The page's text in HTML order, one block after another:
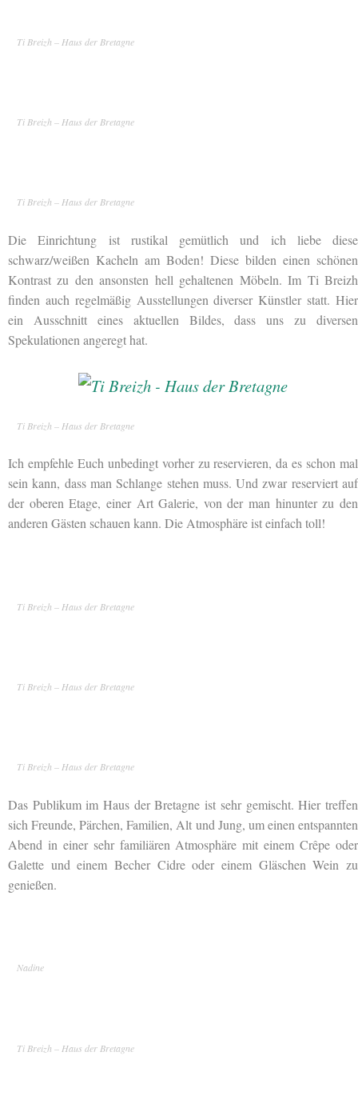
Ti Breizh – Haus der Bretagne
Ti Breizh – Haus der Bretagne
Ti Breizh – Haus der Bretagne
Die Einrichtung ist rustikal gemütlich und ich liebe diese
schwarz/weißen Kacheln am Boden! Diese bilden einen schönen
Kontrast zu den ansonsten hell gehaltenen Möbeln. Im Ti Breizh
finden auch regelmäßig Ausstellungen diverser Künstler statt. Hier
ein Ausschnitt eines aktuellen Bildes, dass uns zu diversen
Spekulationen angeregt hat.
Ti Breizh – Haus der Bretagne
Ich empfehle Euch unbedingt vorher zu reservieren, da es schon mal
sein kann, dass man Schlange stehen muss. Und zwar reserviert auf
der oberen Etage, einer Art Galerie, von der man hinunter zu den
anderen Gästen schauen kann. Die Atmosphäre ist einfach toll!
Ti Breizh – Haus der Bretagne
Ti Breizh – Haus der Bretagne
Ti Breizh – Haus der Bretagne
Das Publikum im Haus der Bretagne ist sehr gemischt. Hier treffen
sich Freunde, Pärchen, Familien, Alt und Jung, um einen entspannten
Abend in einer sehr familiären Atmosphäre mit einem Crêpe oder
Galette und einem Becher Cidre oder einem Gläschen Wein zu
genießen.
Nadine
Ti Breizh – Haus der Bretagne